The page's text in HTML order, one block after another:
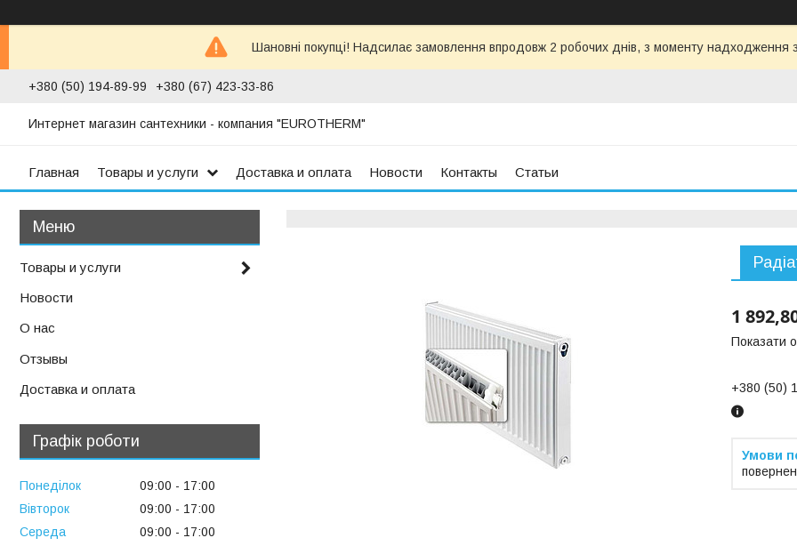
Шановні покупці! Надсилає замовлення впродовж 2 робочих днів, з моменту надходження
+380 (50) 194-89-99 +380 (67) 423-33-86
Интернет магазин сантехники - компания "EUROTHERM"
Главная Товары и услуги Доставка и оплата Новости Контакты Статьи
1
Показати
+380 (50)
Товары и услуги
Новости
О нас
Отзывы
Доставка и оплата
Графік роботи
Понеділок 09:00
17:00
Вівторок
09:00
17:00
Середа
09:00
17:00